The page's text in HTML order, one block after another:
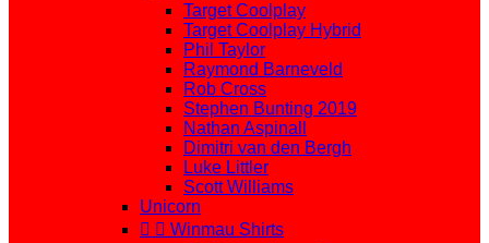
Target Coolplay
Target Coolplay Hybrid
Phil Taylor
Raymond Barneveld
Rob Cross
Stephen Bunting 2019
Nathan Aspinall
Dimitri van den Bergh
Luke Littler
Scott Williams
Unicorn
  Winmau Shirts